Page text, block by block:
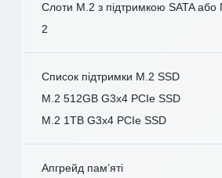
Слоти M.2 з підтримкою SATA або
2
Список підтримки M.2 SSD
M.2 512GB G3x4 PCIe SSD
M.2 1TB G3x4 PCIe SSD
Апгрейд пам’яті